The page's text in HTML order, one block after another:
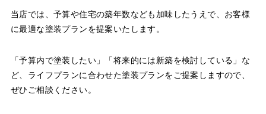
当店では、予算や住宅の築年数なども加味したうえで、お客様
に最適な塗装プランを提案いたします。
「予算内で塗装したい」「将来的には新築を検討している」な
ど、ライフプランに合わせた塗装プランをご提案しますので、
ぜひご相談ください。